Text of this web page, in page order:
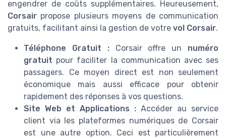
engendrer de coûts supplémentaires. Heureusement,
Corsair propose plusieurs moyens de communication
gratuits, facilitant ainsi la gestion de votre vol Corsair.
Téléphone Gratuit :Corsair offre un numéro
gratuit pour faciliter la communication avec ses
passagers. Ce moyen direct est non seulement
économique mais aussi efficace pour obtenir
rapidement des réponses à vos questions.
Site Web et Applications : Accéder au service
client via les plateformes numériques de Corsair
est une autre option. Ceci est particulièrement